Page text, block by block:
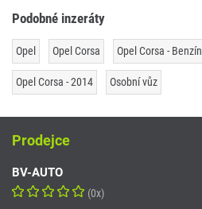
Podobné inzeráty
Opel Opel Corsa Opel Corsa - Benzín
Opel Corsa - 2014 Osobní vůz
Prodejce
BV-AUTO
(0x)